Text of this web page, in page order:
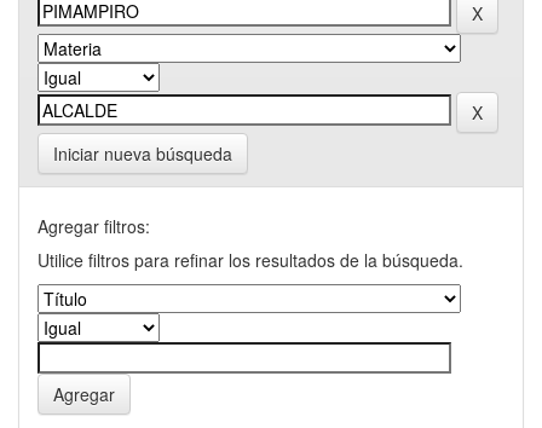
Iniciar nueva búsqueda
Agregar filtros:
Utilice filtros para refinar los resultados de la búsqueda.